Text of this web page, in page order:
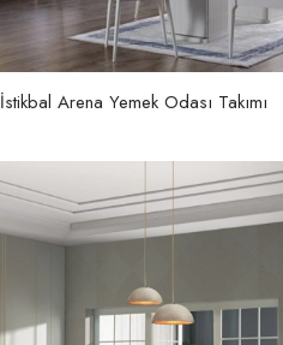
İstikbal Arena Yemek Odası Takımı